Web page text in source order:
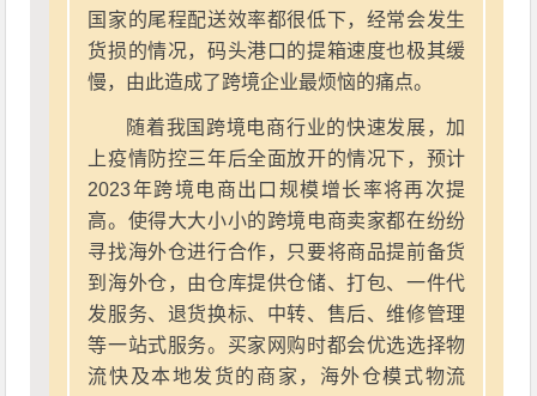
国家的尾程配送效率都很低下，经常会发生
货损的情况，码头港口的提箱速度也极其缓
慢，由此造成了跨境企业最烦恼的痛点。
随着我国跨境电商行业的快速发展，加
上疫情防控三年后全面放开的情况下，预计
2023年跨境电商出口规模增长率将再次提
高。使得大大小小的跨境电商卖家都在纷纷
寻找海外仓进行合作，只要将商品提前备货
到海外仓，由仓库提供仓储、打包、一件代
发服务、退货换标、中转、售后、维修管理
等一站式服务。买家网购时都会优选选择物
流快及本地发货的商家，海外仓模式物流